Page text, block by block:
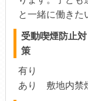
と一緒に働きた
受動喫煙防止対
策
有り
あり 敷地内禁